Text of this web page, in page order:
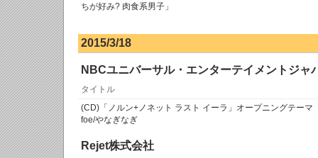
ちが好み? 肉食系男子」
2015/3/18
NBCユニバーサル・エンターテイメントジャ
タイトル
(CD)「ノルン+ノネット ラスト イーラ」オープニングテーマ
foe/やなぎなぎ
Rejet株式会社